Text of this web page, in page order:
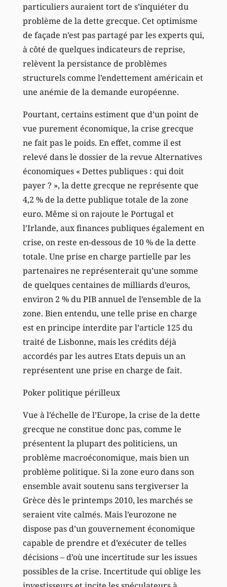
particuliers auraient tort de s’inquiéter du
problème de la dette grecque. Cet optimisme
de façade n’est pas partagé par les experts qui,
à côté de quelques indicateurs de reprise,
relèvent la persistance de problèmes
structurels comme l’endettement américain et
une anémie de la demande européenne.
Pourtant, certains estiment que d’un point de
vue purement économique, la crise grecque
ne fait pas le poids. En effet, comme il est
relevé dans le dossier de la revue Alternatives
économiques « Dettes publiques : qui doit
payer ? », la dette grecque ne représente que
4,2 % de la dette publique totale de la zone
euro. Même si on rajoute le Portugal et
l’Irlande, aux finances publiques également en
crise, on reste en-dessous de 10 % de la dette
totale. Une prise en charge partielle par les
partenaires ne représenterait qu’une somme
de quelques centaines de milliards d’euros,
environ 2 % du PIB annuel de l’ensemble de la
zone. Bien entendu, une telle prise en charge
est en principe interdite par l’article 125 du
traité de Lisbonne, mais les crédits déjà
accordés par les autres Etats depuis un an
représentent une prise en charge de fait.
Poker politique périlleux
Vue à l’échelle de l’Europe, la crise de la dette
grecque ne constitue donc pas, comme le
présentent la plupart des politiciens, un
problème macroéconomique, mais bien un
problème politique. Si la zone euro dans son
ensemble avait soutenu sans tergiverser la
Grèce dès le printemps 2010, les marchés se
seraient vite calmés. Mais l’eurozone ne
dispose pas d’un gouvernement économique
capable de prendre et d’exécuter de telles
décisions – d’où une incertitude sur les issues
possibles de la crise. Incertitude qui oblige les